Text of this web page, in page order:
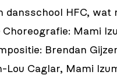
HFC, wat
Choreografie: Mami
Brendan
Lou Caglar, Mami